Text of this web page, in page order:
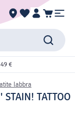
€
labbra
TATTOO